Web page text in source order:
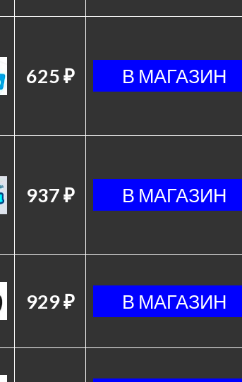
625 ₽
937 ₽
929 ₽